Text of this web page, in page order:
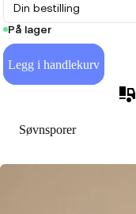
Din bestilling
På lager
Legg i handlekurv
Søvnsporer